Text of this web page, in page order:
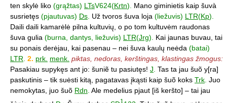
ten skylė liko (grąžtas) LTsV624(Krtn). Mano giminietis kaip šuvà
susrietęs (pjautuvas) Ds. Už tvoros šuva loja (liežuvis) LTR(Kp).
Daili daili kamarėlė pilna kultuvių, o po tom kultuvėm raudonas
šuva gulia (burna, dantys, liežuvis) LTR(Jrg). Kai jaunas buvau, tai
su ponais derėjau, kai pasenau – nei šuva kaulų neėda (batai)
LTR. 2. prk. menk. piktas, nedoras, kerštingas, klastingas žmogus:
Pasakiau supykęs ant jo: šuniẽ tu pasiutęs! J. Tas ta jau šuõ y[ra]
paskutinis – tik suėsti kitą, pagatavas įkąsti kaip šuõ koks Trk. Juo
nemokytas, juo šuõ Rdn. Ale medelius pjaut [iš keršto] – tai jau
1